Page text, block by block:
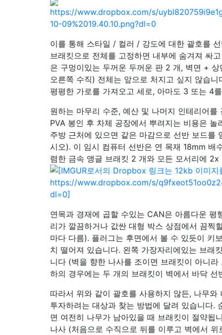
이를 통해 스타일 / 컬러 / 강도에 대한 괄호를
브래킷으로 전체를 고정하면 내부에 숨겨져 싸
은 구멍이있는 두꺼운 두꺼운 판 2 개, 벽면 +
오른쪽 수직) 전체는 앞으로 처지고 싶지 않습
평평한 가로를 가져오고 세로, 아마도 3 또는 4
원하는 마무리 수준, 예산 및 나머지 인테리어를
PVA 봉인 후 차체 공장에서 뿌려지는 비용은 놀
주방 근처에 있으면 같은 마감으로 선반 보드를
시오). 이 임시 컴퓨터 선반은 연 목재 18mm 배
렴한 금속 앵글 브래킷 2 개와 모든 모서리에
연목과 경재에 곱할 수있는 CAN은 아름다운 평
리가 깔끔하거나 값싼 대형 박스 상점에서 끔찍
마다 다름). 플러그는 후면에서 볼 수 있듯이 키
치 떨어져 있습니다. 왼쪽 가장자리에있는 브래
니다 (벽을 향한 나사를 조이면 브래킷이 아니
하의 경우에는 두 개의 브래킷이 벽에서 바닥 선
따라서 위와 같이 괄호를 사용하지 않든, 나무와
투자하려는 대상과 찾는 방법에 달려 있습니다.
면 여전히 나무가 남아있을 때 브래킷이 절약됩
나사 (처음으로 수직으로 뒤를 이루고 벽에서 위